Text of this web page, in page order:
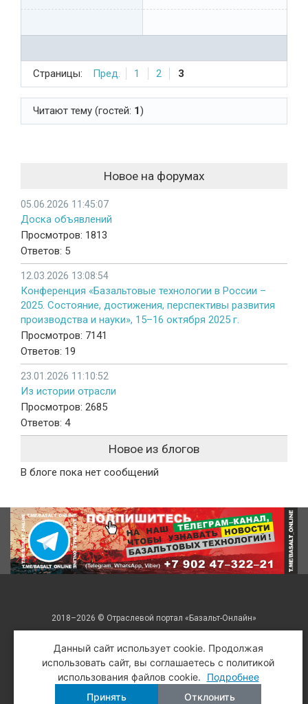
Страницы: Пред. 1 2 3
Читают тему (гостей: 1)
Новое на форумах
05.06.2026 11:45:07
Доска объявлений
Просмотров: 1813
Ответов: 5
12.03.2026 13:08:54
Конференция «Базальтовые технологии в России –
2025. Состояние, достижения, перспективы развития
производства и науки», 15–16 октября 2025 г.
Просмотров: 7141
Ответов: 19
23.01.2026 11:10:52
Из истории отрасли
Просмотров: 2685
Ответов: 4
Новое из блогов
В блоге пока нет сообщений
Данный сайт использует cookie. Продолжая
использовать сайт, вы соглашаетесь с политикой
использования файлов cookie.
Подробнее
Принять
Отклонить
2018–2026 © Отраслевой портал «Базальт-Онлайн»
Все права защищены. Перепечатка только со ссылкой на
авторский материал.
Разработка и поддержка: Рекламная студия «Рубин Системс